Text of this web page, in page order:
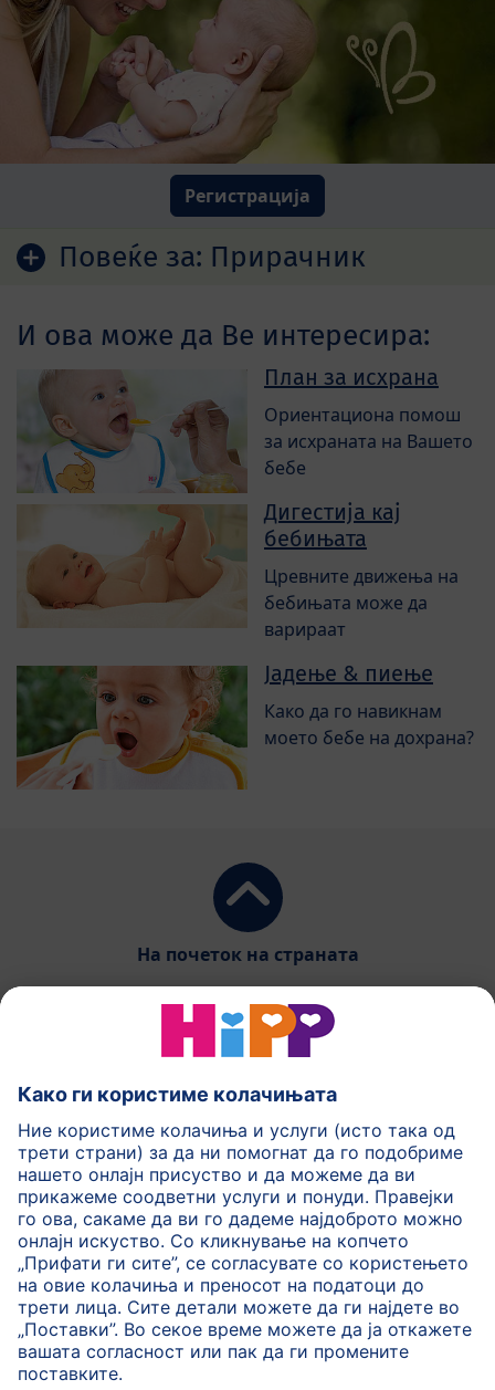
Регистрација
Повеќе за: Прирачник
И ова може да Ве интересира:
План за исхрана
Ориентациона помош
за исхраната на Вашето
бебе
Дигестија кај
бебињата
Цревните движења на
бебињата може да
варираат
Јадење & пиење
Како да го навикнам
моето бебе на дохрана?
На почеток на страната
HiPP Млечни формули
HiPP Храна за бебиња
HiPP за деца
HiPP Нега за кожа
HiPP Бременост
Политика на приватност
Услови на користење
Импринт
Повеќе за HiPP Контакт